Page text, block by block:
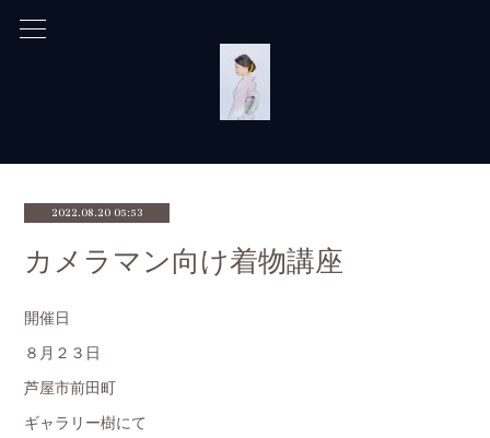
2022.08.20 05:53
カメラマン向け着物講座
開催日
８月２３日
芦屋市前田町
ギャラリー樹にて